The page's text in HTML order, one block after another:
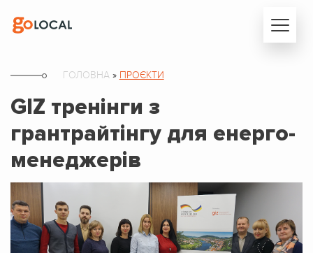
ГОЛОВНА» ПРОЄКТИ
GIZ тренінги з
грантрайтінгу для енерго-
менеджерів